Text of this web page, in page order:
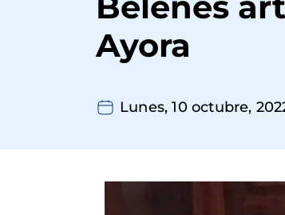
Ayora
Lunes, 10 octubre,